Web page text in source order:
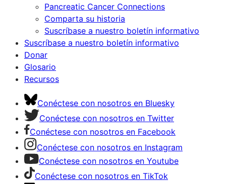
Pancreatic Cancer Connections
Comparta su historia
Suscríbase a nuestro boletín informativo
Suscríbase a nuestro boletín informativo
Donar
Glosario
Recursos
Conéctese con nosotros en Bluesky
Conéctese con nosotros en Twitter
Conéctese con nosotros en Facebook
Conéctese con nosotros en Instagram
Conéctese con nosotros en Youtube
Conéctese con nosotros en TikTok